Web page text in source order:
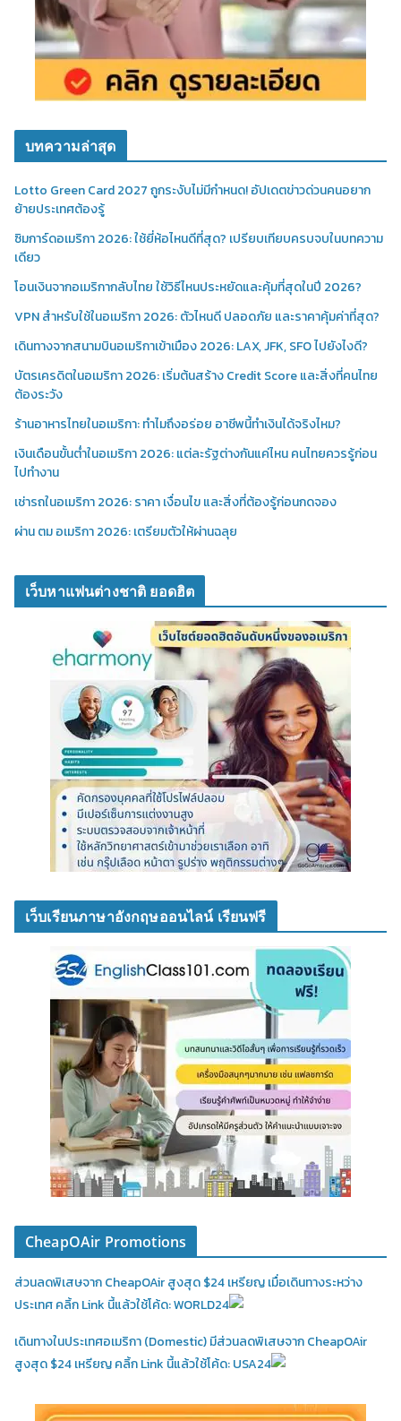
บทความล่าสุด
Lotto Green Card 2027 ถูกระงับไม่มีกำหนด! อัปเดตข่าวด่วนคนอยาก
ย้ายประเทศต้องรู้
ซิมการ์ดอเมริกา 2026: ใช้ยี่ห้อไหนดีที่สุด? เปรียบเทียบครบจบในบทความ
เดียว
โอนเงินจากอเมริกากลับไทย ใช้วิธีไหนประหยัดและคุ้มที่สุดในปี 2026?
VPN สำหรับใช้ในอเมริกา 2026: ตัวไหนดี ปลอดภัย และราคาคุ้มค่าที่สุด?
เดินทางจากสนามบินอเมริกาเข้าเมือง 2026: LAX, JFK, SFO ไปยังไงดี?
บัตรเครดิตในอเมริกา 2026: เริ่มต้นสร้าง Credit Score และสิ่งที่คนไทย
ต้องระวัง
ร้านอาหารไทยในอเมริกา: ทำไมถึงอร่อย อาชีพนี้ทำเงินได้จริงไหม?
เงินเดือนขั้นต่ำในอเมริกา 2026: แต่ละรัฐต่างกันแค่ไหน คนไทยควรรู้ก่อน
ไปทำงาน
เช่ารถในอเมริกา 2026: ราคา เงื่อนไข และสิ่งที่ต้องรู้ก่อนกดจอง
ผ่าน ตม อเมริกา 2026: เตรียมตัวให้ผ่านฉลุย
เว็บหาแฟนต่างชาติ ยอดฮิต
เว็บเรียนภาษาอังกฤษออนไลน์ เรียนฟรี
CheapOAir Promotions
ส่วนลดพิเสษจาก CheapOAir สูงสุด $24 เหรียญ เมื่อเดินทางระหว่าง
ประเทศ คลิ้ก Link นี้แล้วใช้โค้ด: WORLD24
เดินทางในประเทศอเมริกา (Domestic)มีส่วนลดพิเสษจาก CheapOAir
สูงสุด $24 เหรียญ คลิ้ก Link นี้แล้วใช้โค้ด: USA24